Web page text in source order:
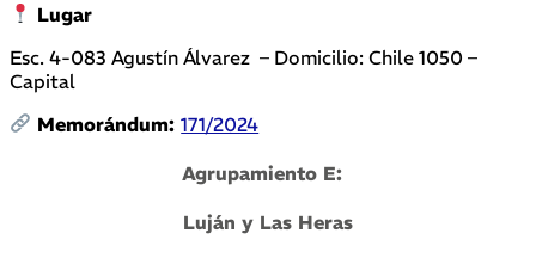
Lugar
Esc. 4-083 Agustín Álvarez – Domicilio: Chile 1050 –
Capital
Memorándum:171/2024
Agrupamiento E:
Luján y Las Heras